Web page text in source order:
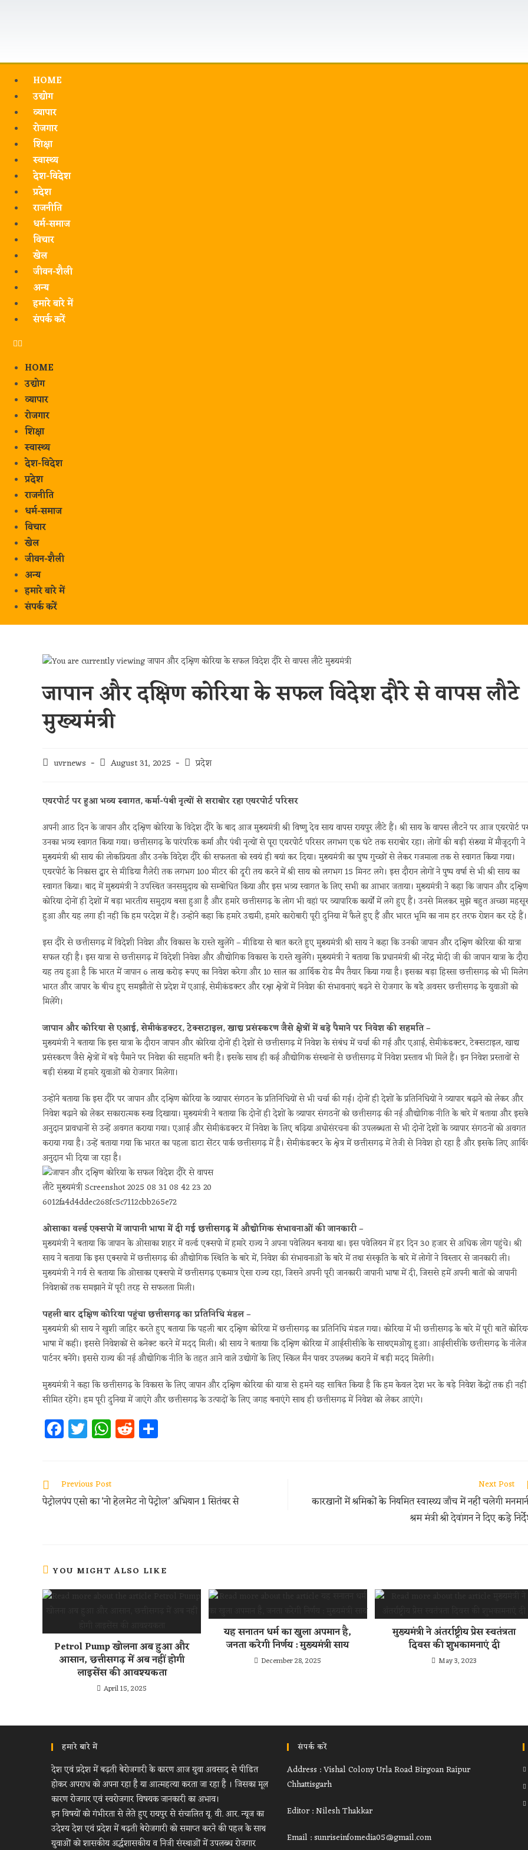
HOME
उद्योग
व्यापार
रोजगार
शिक्षा
स्वास्थ्य
देश-विदेश
प्रदेश
राजनीति
धर्म-समाज
विचार
खेल
जीवन-शैली
अन्य
हमारे बारे में
संपर्क करें
HOME
उद्योग
व्यापार
रोजगार
शिक्षा
स्वास्थ्य
देश-विदेश
प्रदेश
राजनीति
धर्म-समाज
विचार
खेल
जीवन-शैली
अन्य
हमारे बारे में
संपर्क करें
जापान और दक्षिण कोरिया के सफल विदेश दौरे से वापस लौटे
मुख्यमंत्री
uvrnews August 31, 2025 प्रदेश
एयरपोर्ट पर हुआ भव्य स्वागत, कर्मा-पंथी नृत्यों से सराबोर रहा एयरपोर्ट परिसर
अपनी आठ दिन के जापान और दक्षिण कोरिया के विदेश दौरे के बाद आज मुख्यमंत्री श्री विष्णु देव साय वापस रायपुर लौटे हैं। श्री साय के वापस लौटने पर आज एयरपोर्ट
उनका भव्य स्वागत किया गया। छत्तीसगढ़ के पारंपरिक कर्मा और पंथी नृत्यों से पूरा एयरपोर्ट परिसर लगभग एक घंटे तक सराबोर रहा। लोगों की बड़ी संख्या में मौजूदगी ने
मुख्यमंत्री श्री साय की लोकप्रियता और उनके विदेश दौरे की सफलता को स्वयं ही बयां कर दिया। मुख्यमंत्री का पुष्प गुच्छों से लेकर गजमाला तक से स्वागत किया गया।
एयरपोर्ट के निकास द्वार से मीडिया गैलेरी तक लगभग 100 मीटर की दूरी तय करने में श्री साय को लगभग 15 मिनट लगे। इस दौरान लोगों ने पुष्प वर्षा से भी श्री साय का
स्वागत किया। बाद में मुख्यमंत्री ने उपस्थित जनसमुदाय को सम्बोधित किया और इस भव्य स्वागत के लिए सभी का आभार जताया। मुख्यमंत्री ने कहा कि जापान और दक्षिण
कोरिया दोनों ही देशों में बड़ा भारतीय समुदाय बसा हुआ है और हमारे छत्तीसगढ़ के लोग भी वहां पर व्यापारिक कार्यों में लगे हुए हैं। उनसे मिलकर मुझे बहुत अच्छा
हुआ और यह लगा ही नहीं कि हम परदेश में हैं। उन्होंने कहा कि हमारे उद्यमी, हमारे कारोबारी पूरी दुनिया में फैले हुए हैं और भारत भूमि का नाम हर तरफ रोशन कर रहे हैं।
इस दौरे से छत्तीसगढ़ में विदेशी निवेश और विकास के रास्ते खुलेंगे – मीडिया से बात करते हुए मुख्यमंत्री श्री साय ने कहा कि उनकी जापान और दक्षिण कोरिया की यात्रा
सफल रही है। इस यात्रा से छत्तीसगढ़ में विदेशी निवेश और औद्योगिक विकास के रास्ते खुलेंगे। मुख्यमंत्री ने बताया कि प्रधानमंत्री श्री नरेंद्र मोदी जी की जापान यात्रा के
यह तय हुआ है कि भारत में जापान 6 लाख करोड़ रूपए का निवेश करेगा और 10 साल का आर्थिक रोड मैप तैयार किया गया है। इसका बड़ा हिस्सा छत्तीसगढ़ को भी
भारत और जापार के बीच हुए समझौतों से प्रदेश में एआई, सेमीकंडक्टर और रक्षा क्षेत्रों में निवेश की संभावनाएं बढ़ने से रोजगार के बडे़े अवसर छत्तीसगढ़ के युवाओं को
मिलेंगे।
जापान और कोरिया से एआई, सेमीकंडक्टर, टेक्सटाइल, खाद्य प्रसंस्करण जैसे क्षेत्रों में बड़े पैमाने पर निवेश की सहमति –
मुख्यमंत्री ने बताया कि इस यात्रा के दौरान जापान और कोरिया दोनों ही देशों से छत्तीसगढ़ में निवेश के संबंध में चर्चा की गई और एआई, सेमीकंडक्टर, टेक्सटाइल, खाद्य
प्रसंस्करण जैसे क्षेत्रों में बड़े पैमाने पर निवेश की सहमति बनी है। इसके साथ ही कई औद्योगिक संस्थानों से छत्तीसगढ़ में निवेश प्रस्ताव भी मिले हैं। इन निवेश प्रस्तावों से
बड़ी संख्या में हमारे युवाओं को रोजगार मिलेगा।
उन्होंने बताया कि इस दौरे पर जापान और दक्षिण कोरिया के व्यापार संगठन के प्रतिनिधियों से भी चर्चा की गई। दोनों ही देशों के प्रतिनिधियों ने व्यापार बढ़ाने को लेकर और
निवेश बढ़ाने को लेकर सकारात्मक रुख दिखाया। मुख्यमंत्री ने बताया कि दोनों ही देशों के व्यापार संगठनों को छत्तीसगढ़ की नई औद्योगिक नीति के बारे में बताया और
अनुदान प्रावधानों से उन्हें अवगत कराया गया। एआई और सेमीकंडक्टर में निवेश के लिए बढ़िया अधोसंरचना की उपलब्धता से भी दोनों देशों के व्यापार संगठनों को अवगत
कराया गया है। उन्हें बताया गया कि भारत का पहला डाटा सेंटर पार्क छत्तीसगढ़ में है। सेमीकंडक्टर के क्षेत्र में छत्तीसगढ़ में तेजी से निवेश हो रहा है और इसके लिए
अनुदान भी दिया जा रहा है।
ओसाका वर्ल्ड एक्सपो में जापानी भाषा में दी गई छत्तीसगढ़ में औद्योगिक संभावनाओं की जानकारी –
मुख्यमंत्री ने बताया कि जापान के ओसाका शहर में वर्ल्ड एक्सपो में हमारे राज्य ने अपना पवेलियन बनाया था। इस पवेलियन में हर दिन 30 हजार से अधिक लोग पहुंचे। श्री
साय ने बताया कि इस एक्सपो में छत्तीसगढ़ की औद्योगिक स्थिति के बारे में, निवेश की संभावनाओं के बारे में तथा संस्कृति के बारे में लोगों ने विस्तार से जानकारी ली।
मुख्यमंत्री ने गर्व से बताया कि ओसाका एक्सपो में छत्तीसगढ़ एकमात्र ऐसा राज्य रहा, जिसने अपनी पूरी जानकारी जापानी भाषा में दी, जिससे हमें अपनी बातों को जापानी
निवेशकों तक समझाने में पूरी तरह से सफलता मिली।
पहली बार दक्षिण कोरिया पहुंचा छत्तीसगढ़ का प्रतिनिधि मंडल –
मुख्यमंत्री श्री साय ने खुशी जाहिर करते हुए बताया कि पहली बार दक्षिण कोरिया में छत्तीसगढ़ का प्रतिनिधि मंडल गया। कोरिया में भी छत्तीसगढ़ के बारे में पूरी बातें
भाषा में कही। इससे निवेशकों से कनेक्ट करने में मदद मिली। श्री साय ने बताया कि दक्षिण कोरिया में आईसीसीके के साथएमओयू हुआ। आईसीसीके छत्तीसगढ़ के नॉलेज
पार्टनर बनेंगे। इससे राज्य की नई औद्योगिक नीति के तहत आने वाले उद्योगों के लिए स्किल मैन पावर उपलब्ध कराने में बड़ी मदद मिलेगी।
मुख्यमंत्री ने कहा कि छत्तीसगढ़ के विकास के लिए जापान और दक्षिण कोरिया की यात्रा से हमने यह साबित किया है कि हम केवल देश भर के बड़े निवेश केंद्रों तक ही नहीं
सीमित रहेंगे। हम पूरी दुनिया में जाएंगे और छत्तीसगढ़ के उत्पादों के लिए जगह बनाएंगे साथ ही छत्तीसगढ़ में निवेश को लेकर आएंगे।
Fa
ce
oo
k
T
w
er
W
h
s
A
R
e
t
Previous Post
पेट्रोलपंप एसो का ‘नो हेलमेट नो पेट्रोल’ अभियान 1 सितंबर से
Next Post
कारखानों में श्रमिकों के नियमित स्वास्थ्य जाँच में नहीं चलेगी
श्रम मंत्री श्री देवांगन ने दिए कड़े
YOU MIGHT ALSO LIKE
Petrol Pump खोलना अब हुआ और
आसान, छत्तीसगढ़ में अब नहीं होगी
लाइसेंस की आवश्यकता
April 15, 2025
यह सनातन धर्म का खुला अपमान है,
जनता करेगी निर्णय : मुख्यमंत्री साय
December 28, 2025
मुख्यमंत्री ने अंतर्राष्ट्रीय प्रेस स्वतंत्रता
दिवस की शुभकामनाएं दी
May 3, 2023
हमारे बारे में
देश एवं प्रदेश में बढ़ती बेरोजगारी के कारण आज युवा अवसाद से पीडित
होकर अपराध को अपना रहा है या आत्महत्या करता जा रहा है । जिसका मूल
कारण रोजगार एवं स्वरोजगार विषयक जानकारी का अभाव।
इन विषयों को गंभीरता से लेते हुए रायपुर से संचालित यू. वी. आर. न्यूज का
उदेश्य देश एवं प्रदेश में बढ़ती बेरोजगारी को समाप्त करने की पहल के साथ
युवाओं को शासकीय अर्द्धशासकीय व निजी संस्थाओं में उपलब्ध रोजगार
संपर्क करें
Address : Vishal Colony Urla Road Birgoan Raipur
Chhattisgarh
Editor : Nilesh Thakkar
Email : sunriseinfomedia05@gmail.com